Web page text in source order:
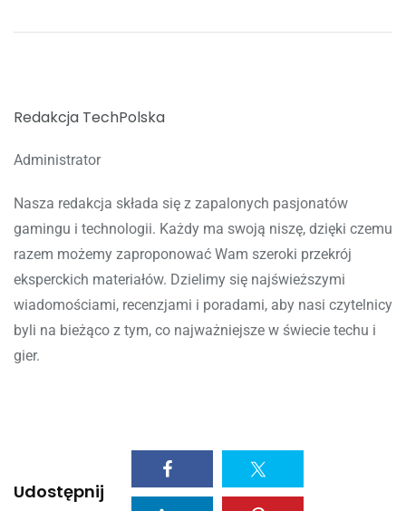
Redakcja TechPolska
Administrator
Nasza redakcja składa się z zapalonych pasjonatów
gamingu i technologii. Każdy ma swoją niszę, dzięki czemu
razem możemy zaproponować Wam szeroki przekrój
eksperckich materiałów. Dzielimy się najświeższymi
wiadomościami, recenzjami i poradami, aby nasi czytelnicy
byli na bieżąco z tym, co najważniejsze w świecie techu i
gier.
Udostępnij